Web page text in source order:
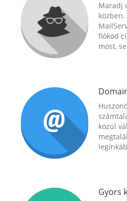
Maradj
közben.
fiókod
most,
közül
Gyors